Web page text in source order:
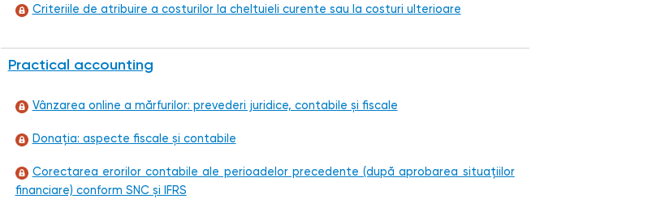
Criteriile de atribuire a costurilor la cheltuieli curente sau la costuri ulterioare
Practical accounting
Vânzarea online a mărfurilor: prevederi juridice, contabile și fiscale
Donaţia: aspecte fiscale și contabile
Corectarea erorilor contabile ale perioadelor precedente (după aprobarea situațiilor
financiare) conform SNC și IFRS